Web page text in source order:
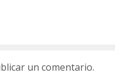
un comentario.